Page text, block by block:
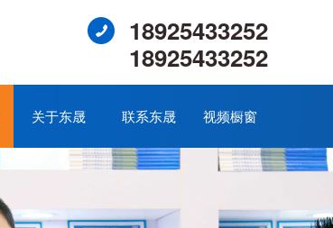
18925433252
18925433252
关于东晟 联系东晟 视频橱窗